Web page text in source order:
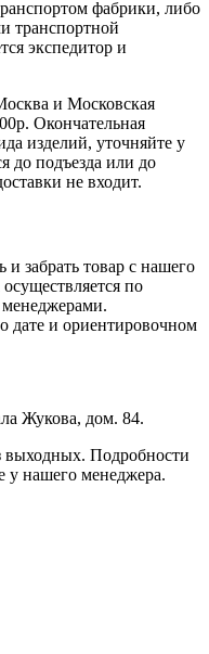
фабрики, либо
транспортной
экспедитор и
и Московская
Окончательная
изделий, уточняйте у
до подъезда или до
не входит.
забрать товар с нашего
по
менеджерами.
дате и ориентировочном
Жукова, дом. 84.
выходных. Подробности
у нашего менеджера.